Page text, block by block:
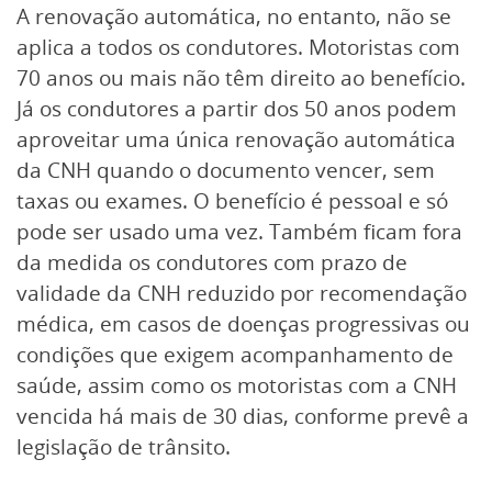
A renovação automática, no entanto, não se
aplica a todos os condutores. Motoristas com
70 anos ou mais não têm direito ao benefício.
Já os condutores a partir dos 50 anos podem
aproveitar uma única renovação automática
da CNH quando o documento vencer, sem
taxas ou exames. O benefício é pessoal e só
pode ser usado uma vez. Também ficam fora
da medida os condutores com prazo de
validade da CNH reduzido por recomendação
médica, em casos de doenças progressivas ou
condições que exigem acompanhamento de
saúde, assim como os motoristas com a CNH
vencida há mais de 30 dias, conforme prevê a
legislação de trânsito.